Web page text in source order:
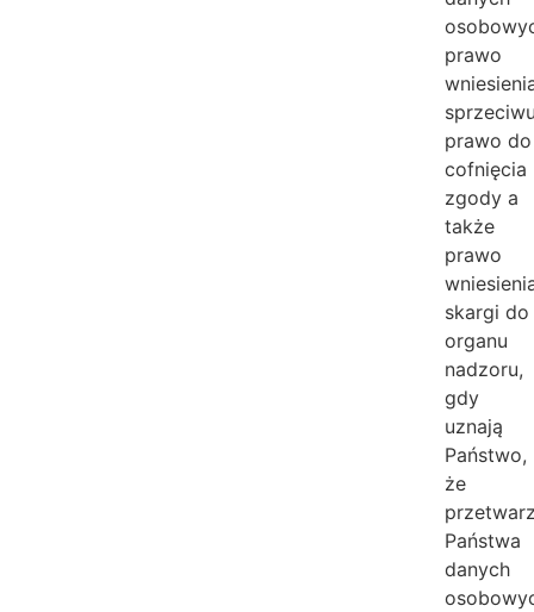
prawo
prawo do
cofnięcia
zgody a
także
prawo
skargi do
organu
nadzoru,
gdy
uznają
Państwo,
że
Państwa
danych